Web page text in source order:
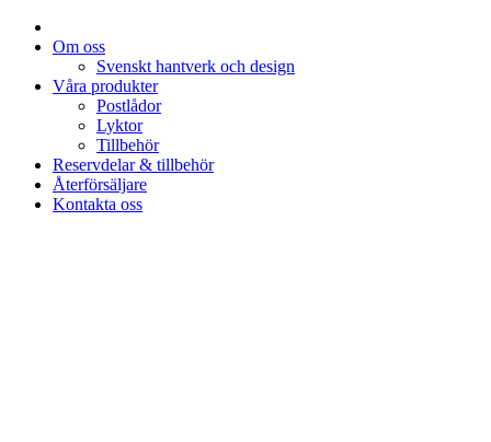
Om oss
Svenskt hantverk och design
Våra produkter
Postlådor
Lyktor
Tillbehör
Reservdelar & tillbehör
Återförsäljare
Kontakta oss